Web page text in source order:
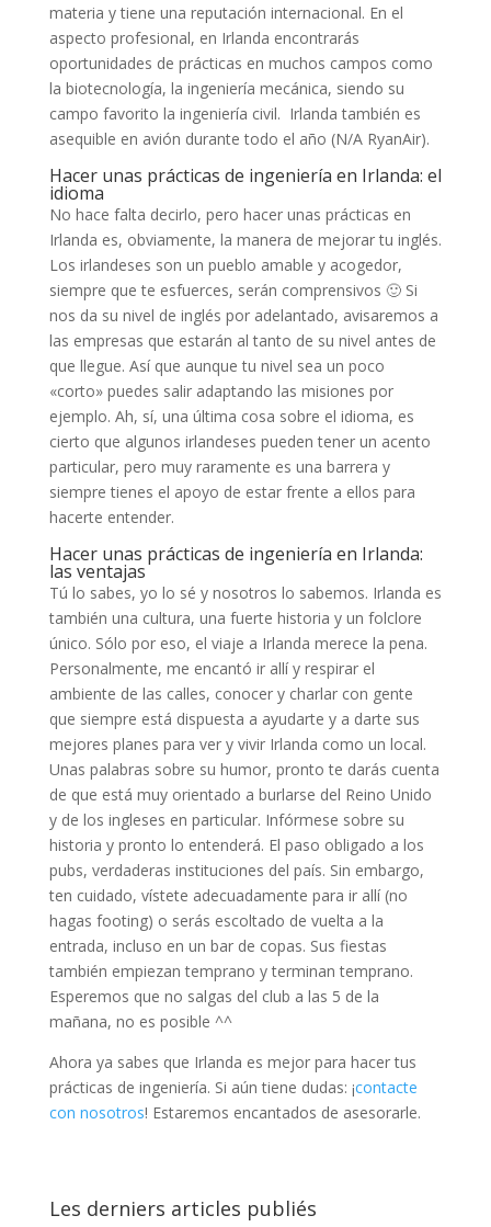
materia y tiene una reputación internacional. En el
aspecto profesional, en Irlanda encontrarás
oportunidades de prácticas en muchos campos como
la biotecnología, la ingeniería mecánica, siendo su
campo favorito la ingeniería civil. Irlanda también es
asequible en avión durante todo el año (N/A RyanAir).
Hacer unas prácticas de ingeniería en Irlanda: el
idioma
No hace falta decirlo, pero hacer unas prácticas en
Irlanda es, obviamente, la manera de mejorar tu inglés.
Los irlandeses son un pueblo amable y acogedor,
siempre que te esfuerces, serán comprensivos 🙂 Si
nos da su nivel de inglés por adelantado, avisaremos a
las empresas que estarán al tanto de su nivel antes de
que llegue. Así que aunque tu nivel sea un poco
«corto» puedes salir adaptando las misiones por
ejemplo. Ah, sí, una última cosa sobre el idioma, es
cierto que algunos irlandeses pueden tener un acento
particular, pero muy raramente es una barrera y
siempre tienes el apoyo de estar frente a ellos para
hacerte entender.
Hacer unas prácticas de ingeniería en Irlanda:
las ventajas
Tú lo sabes, yo lo sé y nosotros lo sabemos. Irlanda es
también una cultura, una fuerte historia y un folclore
único. Sólo por eso, el viaje a Irlanda merece la pena.
Personalmente, me encantó ir allí y respirar el
ambiente de las calles, conocer y charlar con gente
que siempre está dispuesta a ayudarte y a darte sus
mejores planes para ver y vivir Irlanda como un local.
Unas palabras sobre su humor, pronto te darás cuenta
de que está muy orientado a burlarse del Reino Unido
y de los ingleses en particular. Infórmese sobre su
historia y pronto lo entenderá. El paso obligado a los
pubs, verdaderas instituciones del país. Sin embargo,
ten cuidado, vístete adecuadamente para ir allí (no
hagas footing) o serás escoltado de vuelta a la
entrada, incluso en un bar de copas. Sus fiestas
también empiezan temprano y terminan temprano.
Esperemos que no salgas del club a las 5 de la
mañana, no es posible ^^
Ahora ya sabes que Irlanda es mejor para hacer tus
prácticas de ingeniería. Si aún tiene dudas: ¡contacte
con nosotros! Estaremos encantados de asesorarle.
Les derniers articles publiés